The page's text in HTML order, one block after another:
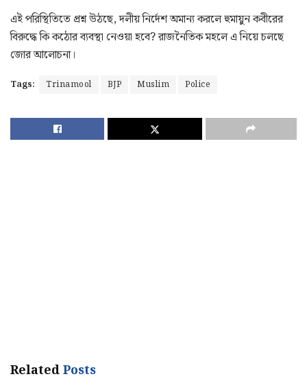
এই পরিস্থিতিতে প্রশ্ন উঠছে, দলীয় নির্দেশ অমান্য করলে হুমায়ুন কবীরের
বিরুদ্ধে কি কঠোর ব্যবস্থা নেওয়া হবে? রাজনৈতিক মহলে এ নিয়ে চলছে
জোর আলোচনা।
Tags: Trinamool BJP Muslim Police
RelatedPosts